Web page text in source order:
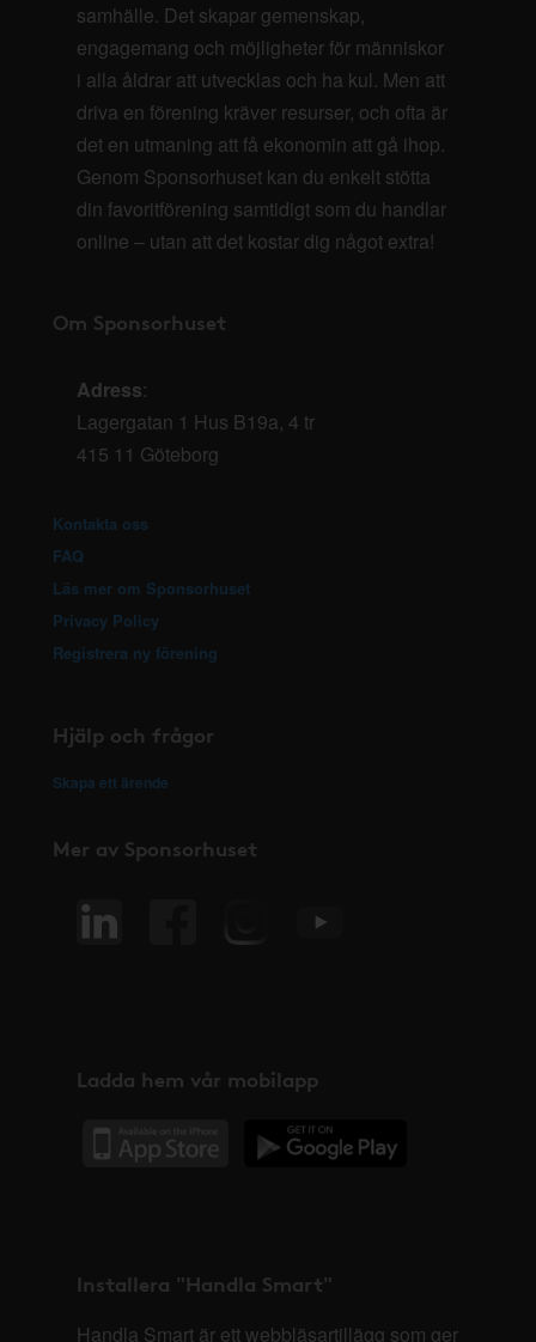
samhälle. Det skapar gemenskap,
engagemang och möjligheter för människor
i alla åldrar att utvecklas och ha kul. Men att
driva en förening kräver resurser, och ofta är
det en utmaning att få ekonomin att gå ihop.
Genom Sponsorhuset kan du enkelt stötta
din favoritförening samtidigt som du handlar
online – utan att det kostar dig något extra!
Om Sponsorhuset
Adress:
Lagergatan 1 Hus B19a, 4 tr
415 11 Göteborg
Kontakta oss
FAQ
Läs mer om Sponsorhuset
Privacy Policy
Registrera ny förening
Hjälp och frågor
Skapa ett ärende
Mer av Sponsorhuset
Ladda hem vår mobilapp
Installera "Handla Smart"
Handla Smart är ett webbläsartillägg som ger